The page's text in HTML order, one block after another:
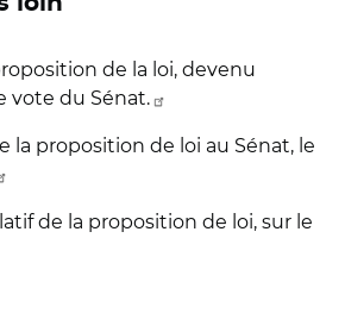
de la loi, devenu
vote du Sénat.
la proposition de loi au Sénat, le
de la proposition de loi, sur le